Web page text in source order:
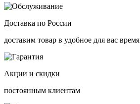
Доставка по России
доставим товар в удобное для вас время
Акции и скидки
постоянным клиентам